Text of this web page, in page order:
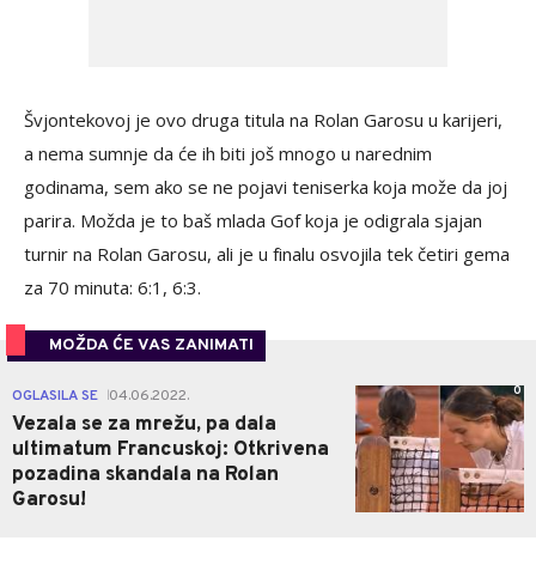
Švjontekovoj je ovo druga titula na Rolan Garosu u karijeri,
a nema sumnje da će ih biti još mnogo u narednim
godinama, sem ako se ne pojavi teniserka koja može da joj
parira. Možda je to baš mlada Gof koja je odigrala sjajan
turnir na Rolan Garosu, ali je u finalu osvojila tek četiri gema
za 70 minuta: 6:1, 6:3.
MOŽDA ĆE VAS ZANIMATI
OGLASILA SE 04.06.2022.
Vezala se za mrežu, pa dala
ultimatum Francuskoj: Otkrivena
pozadina skandala na Rolan
Garosu!
0